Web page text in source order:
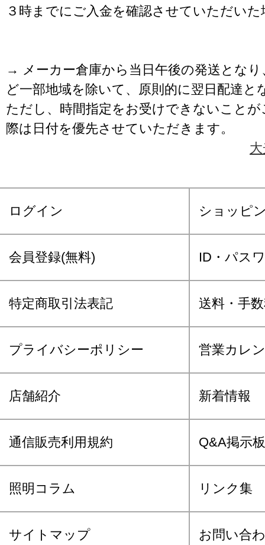
３時までにご入金を確認させていただいた
→ メーカー倉庫から当日午後の発送となり
ど一部地域を除いて、原則的に翌日配達と
ただし、時間指定をお受けできないこと
際は日付を優先させていただきます。
ログイン ショッピ
会員登録(無料) ID・パス
特定商取引法表記 送料・手
プライバシーポリシー 営業カレ
店舗紹介 新着情報
通信販売利用規約 Q&A掲示板
照明コラム リンク集
サイトマップ お問い合